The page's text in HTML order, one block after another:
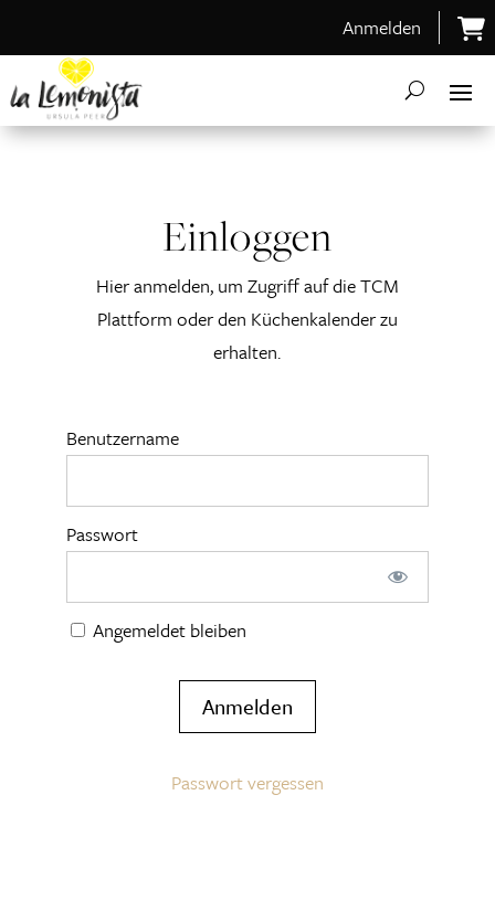
Anmelden
Einloggen
Hier anmelden, um Zugriff auf die TCM
Plattform oder den Küchenkalender zu
erhalten.
Benutzername
Passwort
Angemeldet bleiben
Passwort vergessen